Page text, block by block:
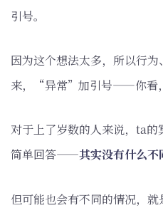
引号。
因为这个想法太多，所以行
来，“异常”加引号——你看，
对于上了岁数的人来说，ta的
简单回答——其实没有什么不
但可能也会有不同的情况，